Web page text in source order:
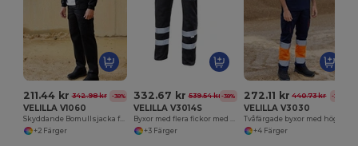
211.44 kr 342.98 kr -38%
VELILLA V1060
Skyddande Bomullsjacka för Svetsare
+2 Färger
332.67 kr 539.54 kr -38%
VELILLA V3014S
Byxor med flera fickor med reflekterande rand
+3 Färger
272.11 kr 440.73 kr -38%
VELILLA V3030
+4 Färger